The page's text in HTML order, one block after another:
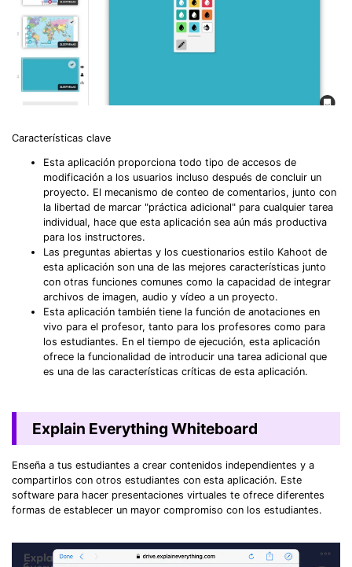
Características clave
Esta aplicación proporciona todo tipo de accesos de
modificación a los usuarios incluso después de concluir un
proyecto. El mecanismo de conteo de comentarios, junto con
la libertad de marcar "práctica adicional" para cualquier tarea
individual, hace que esta aplicación sea aún más productiva
para los instructores.
Las preguntas abiertas y los cuestionarios estilo Kahoot de
esta aplicación son una de las mejores características junto
con otras funciones comunes como la capacidad de integrar
archivos de imagen, audio y vídeo a un proyecto.
Esta aplicación también tiene la función de anotaciones en
vivo para el profesor, tanto para los profesores como para
los estudiantes. En el tiempo de ejecución, esta aplicación
ofrece la funcionalidad de introducir una tarea adicional que
es una de las características críticas de esta aplicación.
Explain Everything Whiteboard
Enseña a tus estudiantes a crear contenidos independientes y a
compartirlos con otros estudiantes con esta aplicación. Este
software para hacer presentaciones virtuales te ofrece diferentes
formas de establecer un mayor compromiso con los estudiantes.